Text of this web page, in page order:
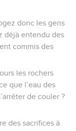
donc les gens
déjà entendu des
commis des
les rochers
que l’eau des
de couler ?
des sacrifices à